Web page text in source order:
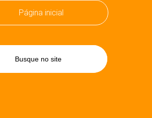
Página inicial